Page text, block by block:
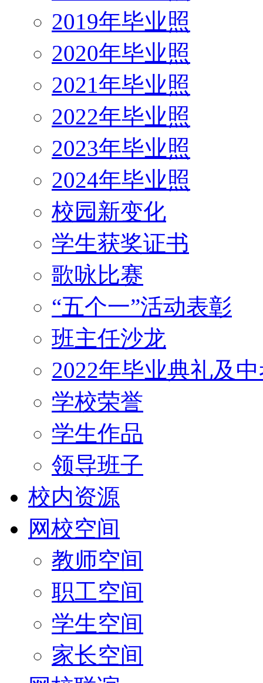
2019年毕业照
2020年毕业照
2021年毕业照
2022年毕业照
2023年毕业照
2024年毕业照
校园新变化
学生获奖证书
歌咏比赛
“五个一”活动表彰
班主任沙龙
2022年毕业典礼及
学校荣誉
学生作品
领导班子
校内资源
网校空间
教师空间
职工空间
学生空间
家长空间